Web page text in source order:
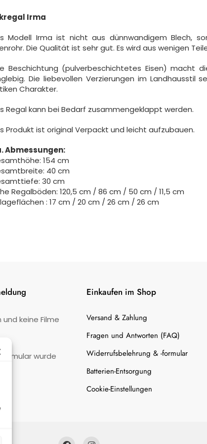
Irma
Modell Irma ist nicht aus dünnwandigem Blech,
Die Qualität ist sehr gut. Es wird aus wenigen
Beschichtung (pulverbeschichtetes Eisen) macht
Die liebevollen Verzierungen im Landhausstil
Charakter.
Regal kann bei Bedarf zusammengeklappt werden.
Produkt ist original Verpackt und leicht aufzubauen.
Abmessungen:
154 cm
40 cm
30 cm
Regalböden: 120,5 cm / 86 cm / 50 cm / 11,5 cm
: 17 cm / 20 cm / 26 cm / 26 cm
keine Filme
wurde
Einkaufen im Shop
Versand & Zahlung
Fragen und Antworten (FAQ)
Widerrufsbelehrung & -formular
Batterien-Entsorgung
Cookie-Einstellungen